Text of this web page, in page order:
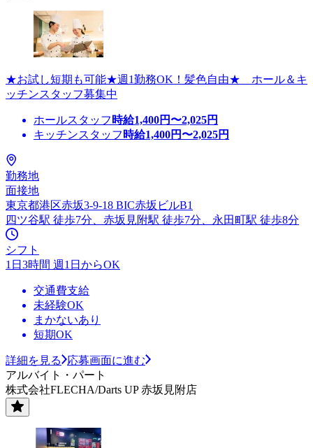
★お試し短期も可能★週1勤務OK！髪色自由★ ホール＆キ
ッチンスタッフ募集中
ホールスタッフ 時給1,400円〜2,025円
キッチンスタッフ 時給1,400円〜2,025円
勤務地
面接地
東京都港区赤坂3-9-18 BIC赤坂ビルB1
四ツ谷駅 徒歩7分、赤坂見附駅 徒歩7分、永田町駅 徒歩8分
シフト
1日3時間 週1日からOK
交通費支給
未経験OK
まかないあり
短期OK
詳細を見る
応募画面に進む
アルバイト・パート
株式会社FLECHA/Darts UP 赤坂見附店